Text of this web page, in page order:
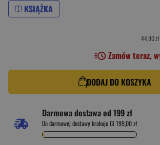
KSIĄŻKA
44,90 zł
Zamów teraz,
DODAJ DO KOSZYKA
Darmowa dostawa od 199 zł
Do darmowej dostawy brakuje Ci 199,00 zł